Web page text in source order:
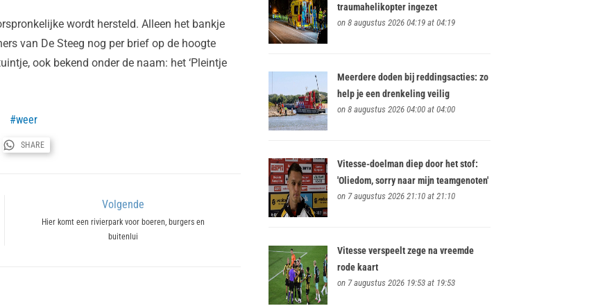
wordt hersteld. Alleen het bankje
van De Steeg nog per brief op de hoogte
ook bekend onder de naam: het ‘Pleintje
weer
SHARE
Volgende
Next
Hier komt een rivierpark voor boeren, burgers en
buitenlui
traumahelikopter ingezet
on 8 augustus 2026 04:19 at 04:19
Meerdere doden bij reddingsacties: zo
help je een drenkeling veilig
on 8 augustus 2026 04:00 at 04:00
Vitesse-doelman diep door het stof:
'Oliedom, sorry naar mijn teamgenoten'
on 7 augustus 2026 21:10 at 21:10
Vitesse verspeelt zege na vreemde
rode kaart
on 7 augustus 2026 19:53 at 19:53